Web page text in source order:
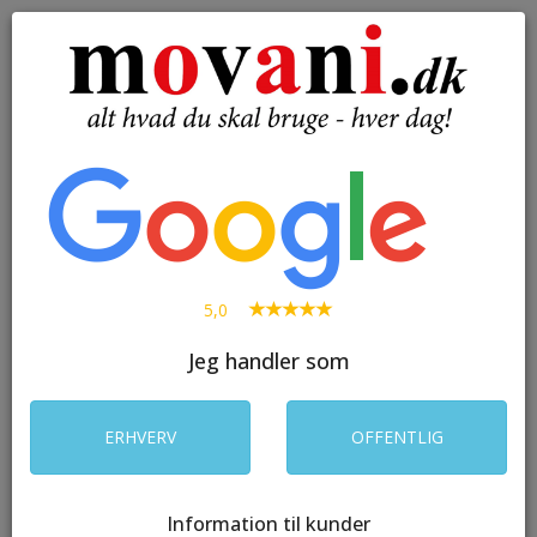
Toggle
5,0
Jeg handler som
ERHVERV OFFENTLIG
Information til kunder